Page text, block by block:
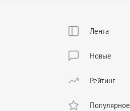
Лента
Новые
Рейтинг
Популярное